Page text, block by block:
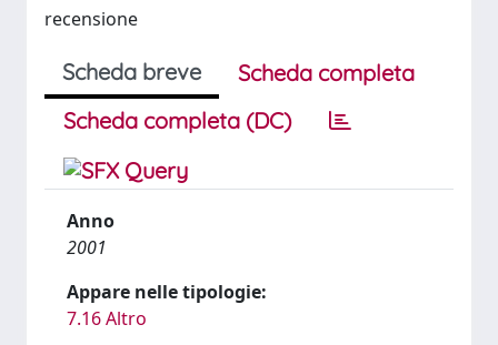
recensione
Scheda breve
Scheda completa
Scheda completa (DC)
Anno
2001
Appare nelle tipologie:
7.16 Altro